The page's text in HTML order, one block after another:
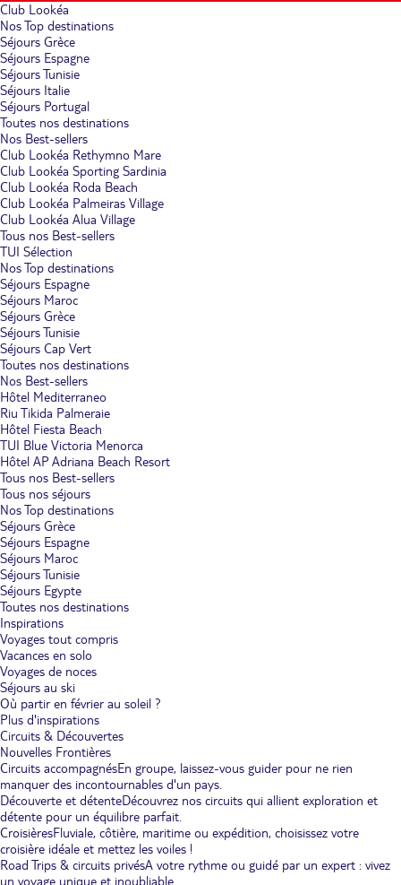
Club Lookéa
Nos Top destinations
Séjours Grèce
Séjours Espagne
Séjours Tunisie
Séjours Italie
Séjours Portugal
Toutes nos destinations
Nos Best-sellers
Club Lookéa Rethymno Mare
Club Lookéa Sporting Sardinia
Club Lookéa Roda Beach
Club Lookéa Palmeiras Village
Club Lookéa Alua Village
Tous nos Best-sellers
TUI Sélection
Nos Top destinations
Séjours Espagne
Séjours Maroc
Séjours Grèce
Séjours Tunisie
Séjours Cap Vert
Toutes nos destinations
Nos Best-sellers
Hôtel Mediterraneo
Riu Tikida Palmeraie
Hôtel Fiesta Beach
TUI Blue Victoria Menorca
Hôtel AP Adriana Beach Resort
Tous nos Best-sellers
Tous nos séjours
Nos Top destinations
Séjours Grèce
Séjours Espagne
Séjours Maroc
Séjours Tunisie
Séjours Egypte
Toutes nos destinations
Inspirations
Voyages tout compris
Vacances en solo
Voyages de noces
Séjours au ski
Où partir en février au soleil ?
Plus d'inspirations
Circuits & Découvertes
Nouvelles Frontières
Circuits accompagnésEn groupe, laissez-vous guider pour ne rien
manquer des incontournables d'un pays.
Découverte et détenteDécouvrez nos circuits qui allient exploration et
détente pour un équilibre parfait.
CroisièresFluviale, côtière, maritime ou expédition, choisissez votre
croisière idéale et mettez les voiles !
Road Trips & circuits privésA votre rythme ou guidé par un expert : vivez
un voyage unique et inoubliable.